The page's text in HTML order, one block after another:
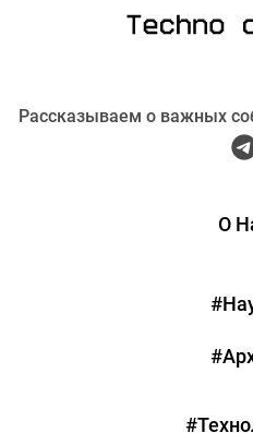
Рассказываем о важных
О